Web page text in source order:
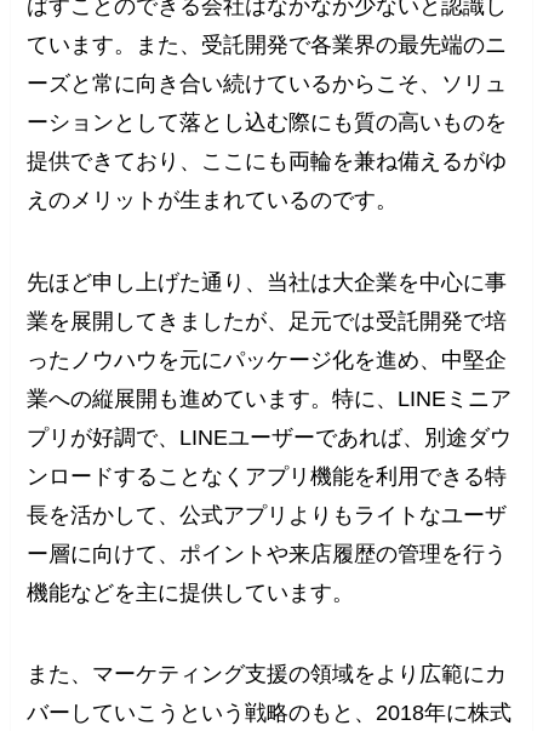
ばすことのできる会社はなかなか少ないと認識し
ています。また、受託開発で各業界の最先端のニ
ーズと常に向き合い続けているからこそ、ソリュ
ーションとして落とし込む際にも質の高いものを
提供できており、ここにも両輪を兼ね備えるがゆ
えのメリットが生まれているのです。
先ほど申し上げた通り、当社は大企業を中心に事
業を展開してきましたが、足元では受託開発で培
ったノウハウを元にパッケージ化を進め、中堅企
業への縦展開も進めています。特に、LINEミニア
プリが好調で、LINEユーザーであれば、別途ダウ
ンロードすることなくアプリ機能を利用できる特
長を活かして、公式アプリよりもライトなユーザ
ー層に向けて、ポイントや来店履歴の管理を行う
機能などを主に提供しています。
また、マーケティング支援の領域をより広範にカ
バーしていこうという戦略のもと、2018年に株式